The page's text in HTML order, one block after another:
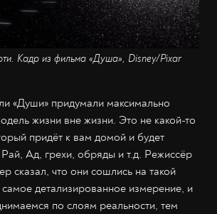
Кадр из фильма «Душа», Disney/Pixar
«Души» придумали максимально
жизни вне жизни. Это не какой-то
придёт к вам домой и будет
Ад, грехи, обряды и т.д. Режиссёр
сказал, что они сошлись на такой
детализированное измерение, и
по слоям реальности, тем